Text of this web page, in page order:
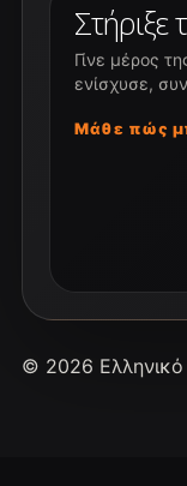
Γίνε μέρος
ενίσχυσε,
Μάθε πώς
© 2026